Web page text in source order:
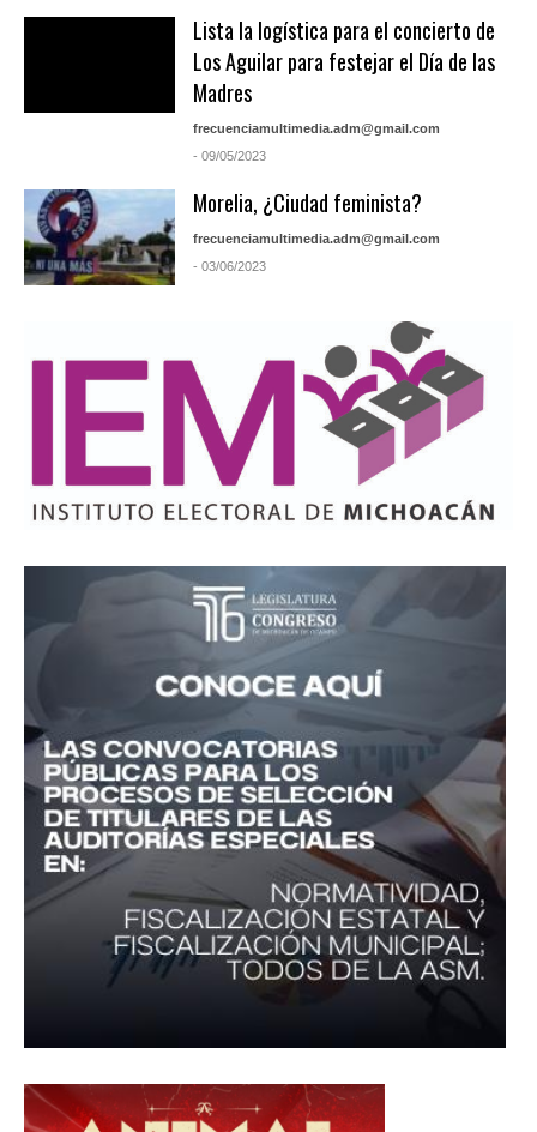
Lista la logística para el concierto de
Los Aguilar para festejar el Día de las
Madres
frecuenciamultimedia.adm@gmail.com
- 09/05/2023
Morelia, ¿Ciudad feminista?
frecuenciamultimedia.adm@gmail.com
- 03/06/2023